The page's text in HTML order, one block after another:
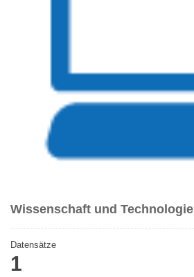
Wissenschaft und Technologie
Datensätze
1